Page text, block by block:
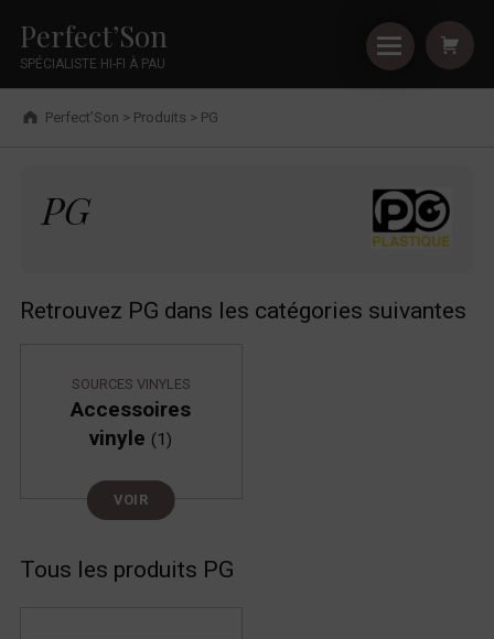
PG - Perfect’Son
Perfect’Son
SPÉCIALISTE HI-FI À PAU
Breadcrumbs navigation
Perfect’Son > Produits > PG
PG
Retrouvez PG dans les catégories suivantes
SOURCES VINYLES
Accessoires
vinyle (1)
VOIR
Tous les produits PG